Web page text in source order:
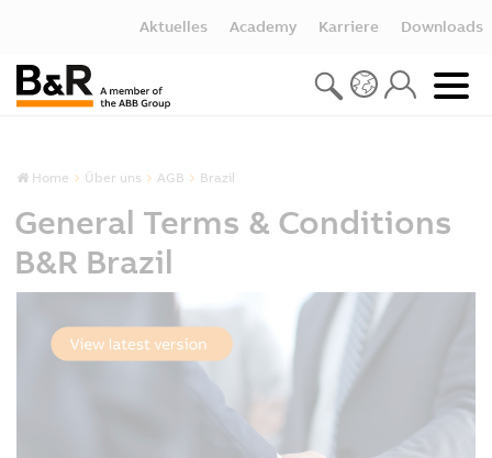
Aktuelles Academy Karriere Downloads
Home Über uns AGB Brazil
General Terms & Conditions
B&R Brazil